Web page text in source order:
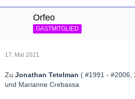
Orfeo
GASTMITGLIED
17. Mai 2021
Zu Jonathan Tetelman ( #1991 - #2006,
und Marianne Crebassa